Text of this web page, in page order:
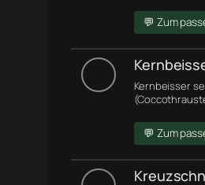
💬 Zum
Kernbeisser
💬 Zum